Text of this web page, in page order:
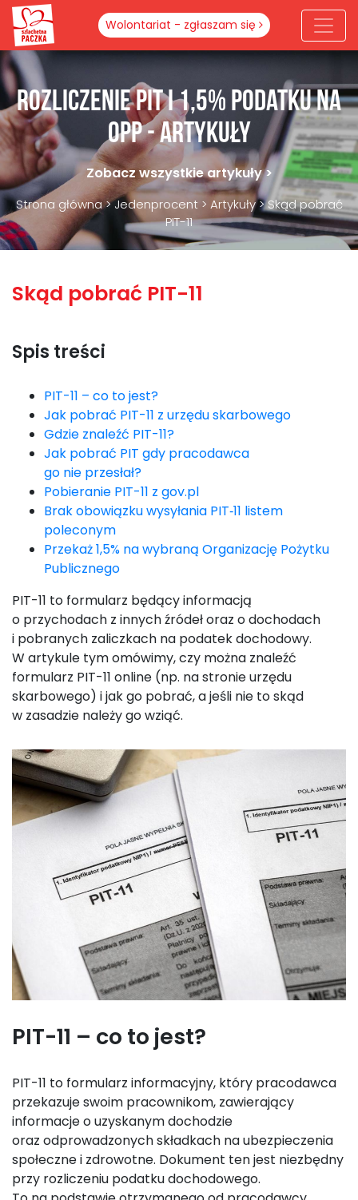
Wolontariat - zgłaszam się
Rozliczenie PIT i 1,5% podatku na
OPP - artykuły
Zobacz wszystkie artykuły >
Strona główna>Jedenprocent> Artykuły>Skąd pobrać
PIT-11
Skąd pobrać PIT-11
Spis treści
PIT-11 – co to jest?
Jak pobrać PIT-11 z urzędu skarbowego
Gdzie znaleźć PIT-11?
Jak pobrać PIT gdy pracodawca
go nie przesłał?
Pobieranie PIT-11 z gov.pl
Brak obowiązku wysyłania PIT‑11 listem
poleconym
Przekaż 1,5% na wybraną Organizację Pożytku
Publicznego
PIT-11 to formularz będący informacją
o przychodach z innych źródeł oraz o dochodach
i pobranych zaliczkach na podatek dochodowy.
W artykule tym omówimy, czy można znaleźć
formularz PIT-11 online (np. na stronie urzędu
skarbowego) i jak go pobrać, a jeśli nie to skąd
w zasadzie należy go wziąć.
PIT-11 – co to jest?
PIT-11 to formularz informacyjny, który pracodawca
przekazuje swoim pracownikom, zawierający
informacje o uzyskanym dochodzie
oraz odprowadzonych składkach na ubezpieczenia
społeczne i zdrowotne. Dokument ten jest niezbędny
przy rozliczeniu podatku dochodowego.